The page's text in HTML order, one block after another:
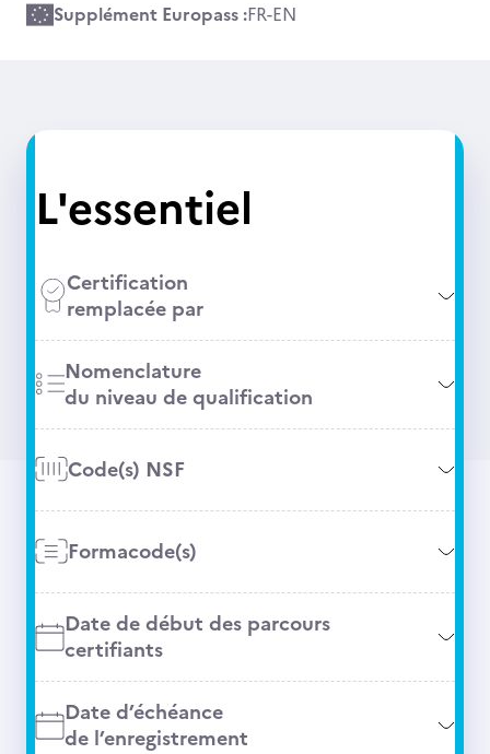
Supplément Europass :FR-EN
L'essentiel
Certification
remplacée par
Nomenclature
du niveau de qualification
Code(s) NSF
Formacode(s)
Date de début des parcours
certifiants
Date d’échéance
de l’enregistrement